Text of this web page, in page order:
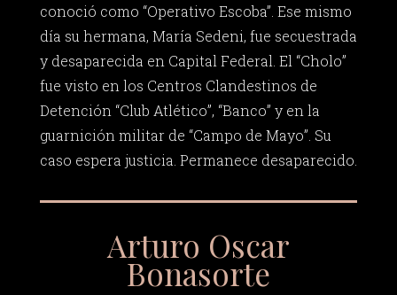
conoció como “Operativo Escoba”. Ese mismo
día su hermana, María Sedeni, fue secuestrada
y desaparecida en Capital Federal. El “Cholo”
fue visto en los Centros Clandestinos de
Detención “Club Atlético”, “Banco” y en la
guarnición militar de “Campo de Mayo”. Su
caso espera justicia. Permanece desaparecido.
Arturo Oscar
Bonasorte